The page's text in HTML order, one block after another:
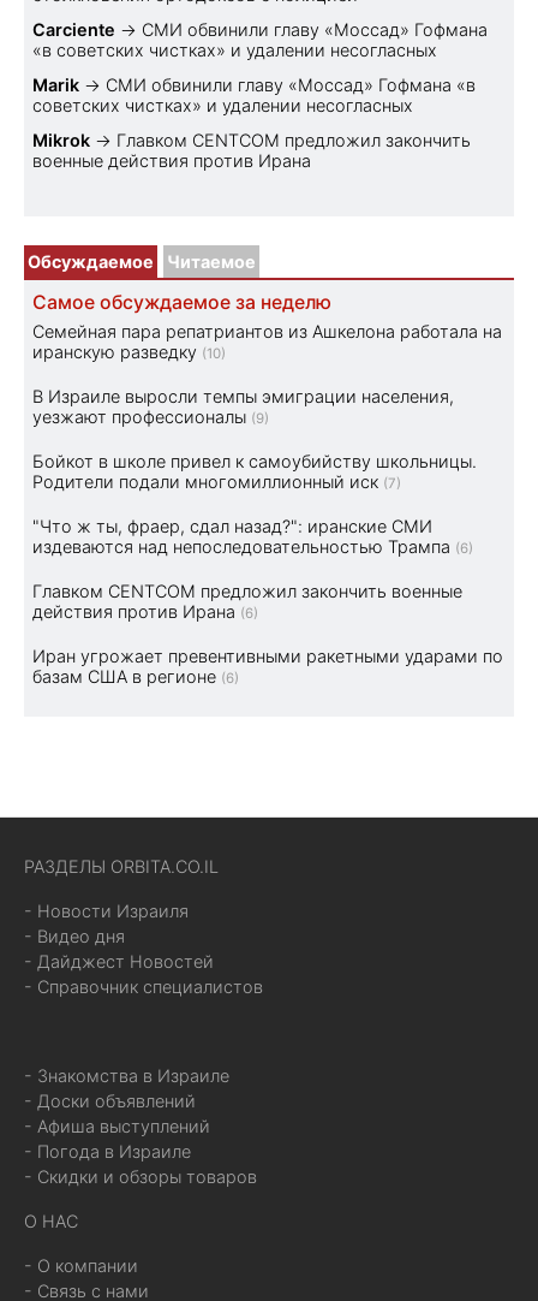
Carciente → СМИ обвинили главу «Моссад» Гофмана
«в советских чистках» и удалении несогласных
Marik → СМИ обвинили главу «Моссад» Гофмана «в
советских чистках» и удалении несогласных
Mikrok → Главком CENTCOM предложил закончить
военные действия против Ирана
Обсуждаемое Читаемое
Самое обсуждаемое за неделю
Семейная пара репатриантов из Ашкелона работала на
иранскую разведку (10)
В Израиле выросли темпы эмиграции населения,
уезжают профессионалы (9)
Бойкот в школе привел к самоубийству школьницы.
Родители подали многомиллионный иск (7)
"Что ж ты, фраер, сдал назад?": иранские СМИ
издеваются над непоследовательностью Трампа (6)
Главком CENTCOM предложил закончить военные
действия против Ирана (6)
Иран угрожает превентивными ракетными ударами по
базам США в регионе (6)
РАЗДЕЛЫ ORBITA.CO.IL
- Новости Израиля
- Видео дня
- Дайджест Новостей
- Справочник специалистов
- Знакомства в Израиле
- Доски объявлений
- Афиша выступлений
- Погода в Израиле
- Скидки и обзоры товаров
О НАС
- О компании
- Связь с нами